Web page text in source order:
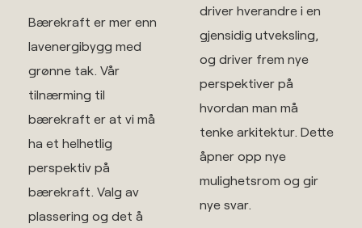
Bærekraft er mer enn
lavenergibygg med
grønne tak. Vår
tilnærming til
bærekraft er at vi må
ha et helhetlig
perspektiv på
bærekraft. Valg av
plassering og det å
driver hverandre i en
gjensidig utveksling,
og driver frem nye
perspektiver på
hvordan man må
tenke arkitektur. Dette
åpner opp nye
mulighetsrom og gir
nye svar.